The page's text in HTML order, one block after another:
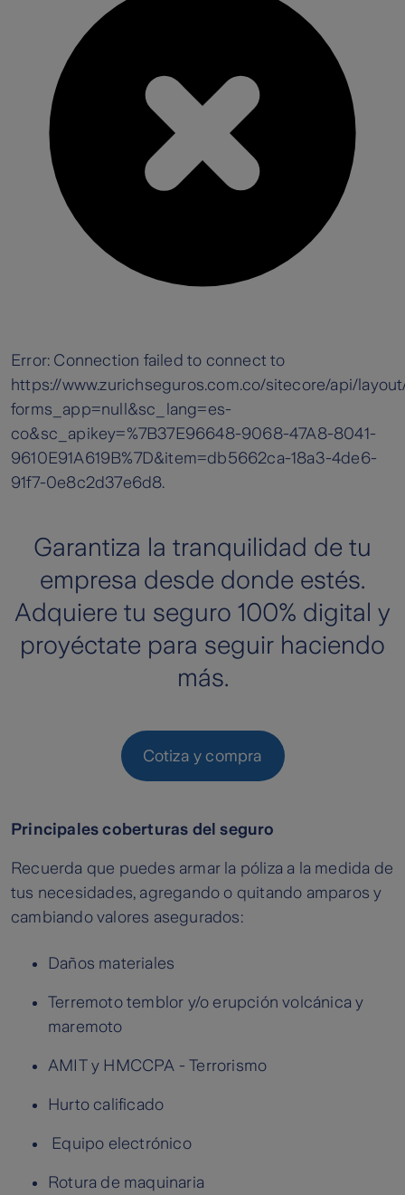
Garantiza la tranquilidad de tu
empresa desde donde estés.
Adquiere tu seguro 100% digital y
proyéctate para seguir haciendo
más.
Cotiza y compra
Principales coberturas del seguro
Recuerda que puedes armar la póliza a la medida de
tus necesidades, agregando o quitando amparos y
cambiando valores asegurados:
Daños materiales
Terremoto temblor y/o erupción volcánica y
maremoto
AMIT y HMCCPA - Terrorismo
Hurto calificado
Equipo electrónico
Rotura de maquinaria